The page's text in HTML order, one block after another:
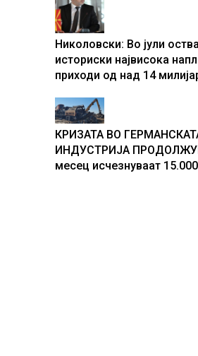
Николовски: Во јули
историски највисока
приходи од над 14
резултати
КРИЗАТА ВО
ИНДУСТРИЈА
месец исчезнуваат